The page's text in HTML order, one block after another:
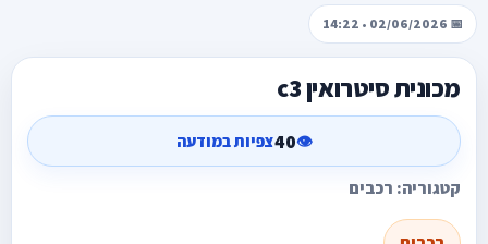
📅 02/06/2026 • 14:22
מכונית סיטרואין c3
👁️
40צפיות במודעה
קטגוריה: רכבים